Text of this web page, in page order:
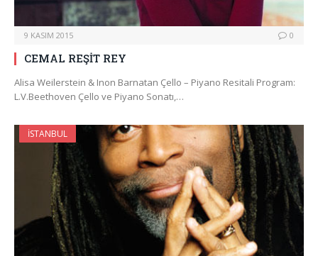
9 KASIM 2015 0
CEMAL REŞİT REY
Alisa Weilerstein & Inon Barnatan Çello – Piyano Resitali Program:
L.V.Beethoven Çello ve Piyano Sonatı,…
İSTANBUL